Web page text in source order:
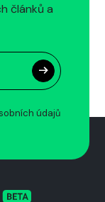
článků a
údajů